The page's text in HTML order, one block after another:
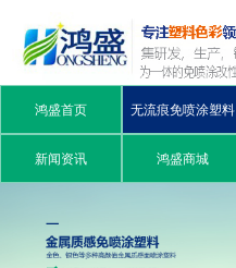
鸿盛首页 无流痕免喷涂塑料
新闻资讯 鸿盛商城